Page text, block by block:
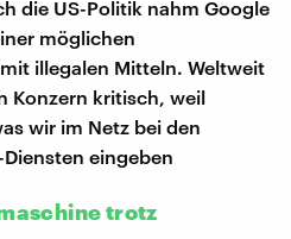
die US-Politik nahm Google
möglichen
illegalen Mitteln. Weltweit
Konzern kritisch, weil
wir im Netz bei den
eingeben
trotz